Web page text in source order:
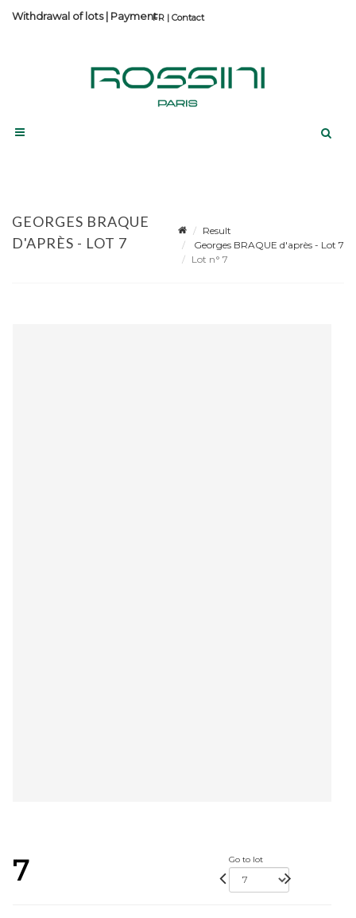
Contact
Withdrawal of lots| Payment
GEORGES BRAQUE
D'APRÈS - LOT 7
Result
Georges BRAQUE d'après - Lot 7
Lot n° 7
7 Go to lot